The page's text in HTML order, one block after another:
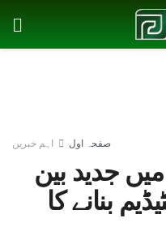
صفحہ اول اہم خبریں
جدید بین
بنانے کا